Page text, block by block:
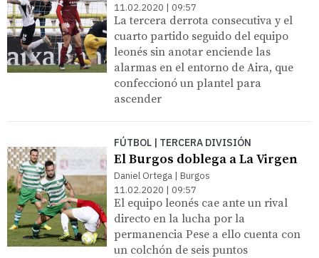
11.02.2020 | 09:57
La tercera derrota consecutiva y el
cuarto partido seguido del equipo
leonés sin anotar enciende las
alarmas en el entorno de Aira, que
confeccionó un plantel para
ascender
FÚTBOL | TERCERA DIVISIÓN
El Burgos doblega a La Virgen
Daniel Ortega | Burgos
11.02.2020 | 09:57
El equipo leonés cae ante un rival
directo en la lucha por la
permanencia Pese a ello cuenta con
un colchón de seis puntos